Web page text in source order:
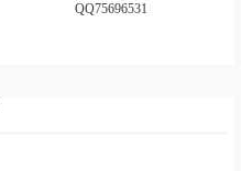
QQ75696531